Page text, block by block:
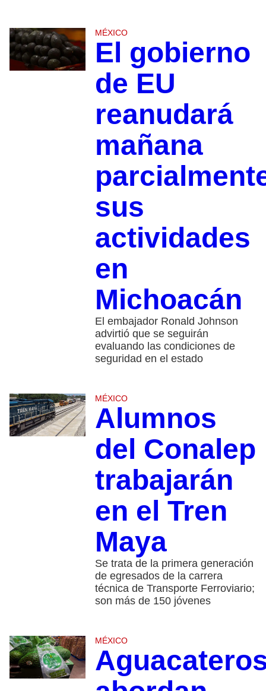
MÉXICO
El gobierno
de EU
reanudará
mañana
sus
actividades
en
Michoacán
El embajador Ronald Johnson
advirtió que se seguirán
evaluando las condiciones de
seguridad en el estado
MÉXICO
Alumnos
del Conalep
trabajarán
en el Tren
Maya
Se trata de la primera generación
de egresados de la carrera
técnica de Transporte Ferroviario;
son más de 150 jóvenes
MÉXICO